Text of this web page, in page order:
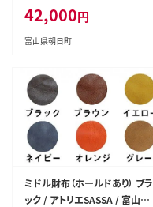
42,000円
富山県朝日町
ミドル財布（ホールドあり） ブラ
ック / アトリエSASSA / 富山県